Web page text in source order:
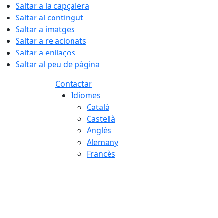
Saltar a la capçalera
Saltar al contingut
Saltar a imatges
Saltar a relacionats
Saltar a enllaços
Saltar al peu de pàgina
Contactar
Idiomes
Català
Castellà
Anglès
Alemany
Francès